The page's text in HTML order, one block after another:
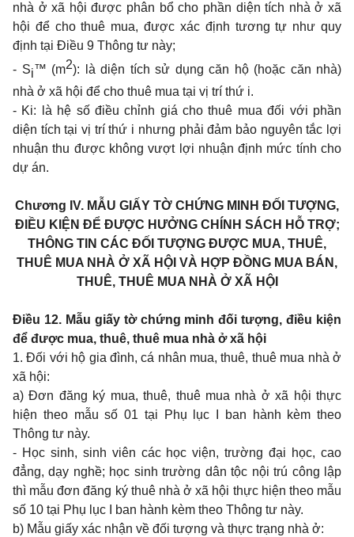
nhà ở xã hội được phân bổ cho phần diện tích nhà ở xã
hội để cho thuê mua, được xác định tương tự như quy
định tại Điều 9 Thông tư này;
- Si™ (m2): là diện tích sử dụng căn hộ (hoặc căn nhà)
nhà ở xã hội để cho thuê mua tại vị trí thứ i.
- Ki: là hệ số điều chỉnh giá cho thuê mua đối với phần
diện tích tại vị trí thứ i nhưng phải đảm bảo nguyên tắc lợi
nhuận thu được không vượt lợi nhuận định mức tính cho
dự án.
Chương IV. MẪU GIẤY TỜ CHỨNG MINH ĐỐI TƯỢNG,
ĐIỀU KIỆN ĐỂ ĐƯỢC HƯỞNG CHÍNH SÁCH HỖ TRỢ;
THÔNG TIN CÁC ĐỐI TƯỢNG ĐƯỢC MUA, THUÊ,
THUÊ MUA NHÀ Ở XÃ HỘI VÀ HỢP ĐỒNG MUA BÁN,
THUÊ, THUÊ MUA NHÀ Ở XÃ HỘI
Điều 12. Mẫu giấy tờ chứng minh đối tượng, điều kiện
để được mua, thuê, thuê mua nhà ở xã hội
1. Đối với hộ gia đình, cá nhân mua, thuê, thuê mua nhà ở
xã hội:
a) Đơn đăng ký mua, thuê, thuê mua nhà ở xã hội thực
hiện theo mẫu số 01 tại Phụ lục I
ban hành kèm theo
Thông tư này.
- Học sinh, sinh viên các học viện, trường đại học, cao
đẳng, dạy nghề; học sinh trường dân tộc nội trú công lập
thì mẫu đơn đăng ký thuê nhà ở xã hội thực hiện theo mẫu
số 10 tại Phụ lục I
ban hành kèm theo Thông tư này.
b) Mẫu giấy xác nhận về đối tượng và thực trạng nhà ở: